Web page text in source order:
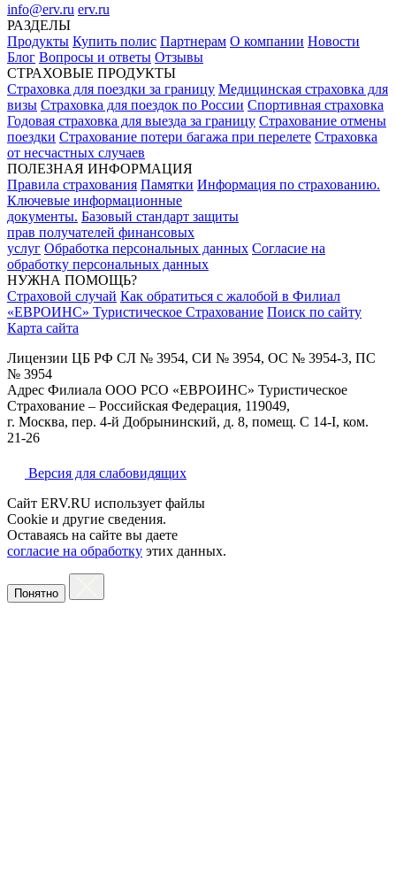
info@erv.ru erv.ru
РАЗДЕЛЫ
Продукты Купить полис Партнерам О компании Новости
Блог Вопросы и ответы Отзывы
СТРАХОВЫЕ ПРОДУКТЫ
Страховка для поездки за границу Медицинская страховка для
визы Страховка для поездок по России Спортивная страховка
Годовая страховка для выезда за границу Страхование отмены
поездки Страхование потери багажа при перелете Страховка
от несчастных случаев
ПОЛЕЗНАЯ ИНФОРМАЦИЯ
Правила страхования Памятки Информация по страхованию.
Ключевые информационные
документы. Базовый стандарт защиты
прав получателей финансовых
услуг Обработка персональных данных Согласие на
обработку персональных данных
НУЖНА ПОМОЩЬ?
Страховой случай Как обратиться с жалобой в Филиал
«ЕВРОИНС» Туристическое Страхование Поиск по сайту
Карта сайта
Лицензии ЦБ РФ СЛ № 3954, СИ № 3954, ОС № 3954-3, ПС
№ 3954
Адрес Филиала ООО РСО «ЕВРОИНС» Туристическое
Страхование – Российская Федерация, 119049,
г. Москва, пер. 4-й Добрынинский, д. 8, помещ. С 14-I, ком.
21-26
Версия для слабовидящих
Сайт ERV.RU использует файлы
Cookie и другие сведения.
Оставаясь на сайте вы даете
согласие на обработку этих данных.
Понятно